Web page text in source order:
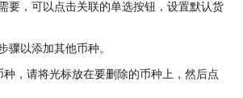
要，可以点击关联的单选按钮，设置默认货
骤以添加其他币种。
种，请将光标放在要删除的币种上，然后点